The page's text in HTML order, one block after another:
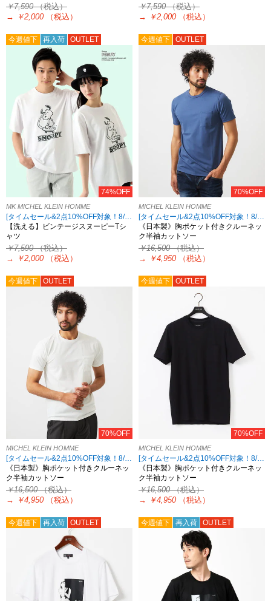
￥7,590（税込）
→
￥2,000 （税込）
￥7,590（税込）
→
￥2,000 （税込）
今週値下 再入荷 OUTLET
74%OFF
MK MICHEL KLEIN HOMME
[タイムセール&2点10%OFF対象！8/17 8:59まで アウトレット限定]
【洗える】ビンテージスヌーピーTシ
ャツ
￥7,590（税込）
→
￥2,000 （税込）
今週値下 OUTLET
70%OFF
MICHEL KLEIN HOMME
[タイムセール&2点10%OFF対象！8/17 8:59まで アウトレット限定]
《日本製》胸ポケット付きクルーネッ
ク半袖カットソー
￥16,500（税込）
→
￥4,950 （税込）
今週値下 OUTLET
70%OFF
MICHEL KLEIN HOMME
[タイムセール&2点10%OFF対象！8/17 8:59まで アウトレット限定]
《日本製》胸ポケット付きクルーネッ
ク半袖カットソー
￥16,500（税込）
→
￥4,950 （税込）
今週値下 OUTLET
70%OFF
MICHEL KLEIN HOMME
[タイムセール&2点10%OFF対象！8/17 8:59まで アウトレット限定]
《日本製》胸ポケット付きクルーネッ
ク半袖カットソー
￥16,500（税込）
→
￥4,950 （税込）
今週値下 再入荷 OUTLET 今週値下 再入荷 OUTLET